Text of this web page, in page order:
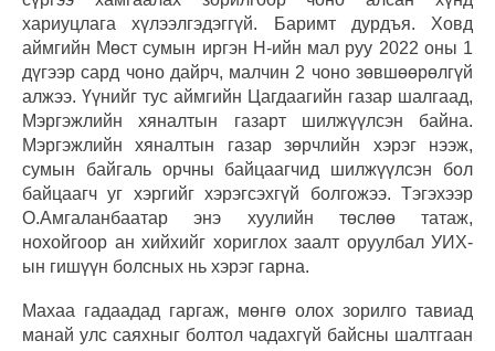
хариуцлага хүлээлгэдэггүй. Баримт дурдъя. Ховд
аймгийн Мөст сумын иргэн Н-ийн мал руу 2022 оны 1
дүгээр сард чоно дайрч, малчин 2 чоно зөвшөөрөлгүй
алжээ. Үүнийг тус аймгийн Цагдаагийн газар шалгаад,
Мэргэжлийн хяналтын газарт шилжүүлсэн байна.
Мэргэжлийн хяналтын газар зөрчлийн хэрэг нээж,
сумын байгаль орчны байцаагчид шилжүүлсэн бол
байцаагч уг хэргийг хэрэгсэхгүй болгожээ. Тэгэхээр
О.Амгаланбаатар энэ хуулийн төслөө татаж,
нохойгоор ан хийхийг хориглох заалт оруулбал УИХ-
ын гишүүн болсных нь хэрэг гарна.
Махаа гадаадад гаргаж, мөнгө олох зорилго тавиад
манай улс саяхныг болтол чадахгүй байсны шалтгаан